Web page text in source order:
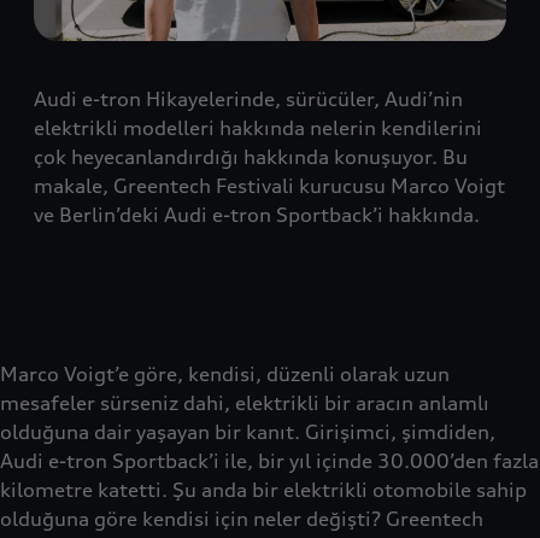
Audi e-tron Hikayelerinde, sürücüler, Audi’nin
elektrikli modelleri hakkında nelerin kendilerini
çok heyecanlandırdığı hakkında konuşuyor. Bu
makale, Greentech Festivali kurucusu Marco Voigt
ve Berlin’deki Audi e-tron Sportback’i hakkında.
Marco Voigt’e göre, kendisi, düzenli olarak uzun
mesafeler sürseniz dahi, elektrikli bir aracın anlamlı
olduğuna dair yaşayan bir kanıt. Girişimci, şimdiden,
Audi e-tron Sportback’i ile, bir yıl içinde 30.000’den fazla
kilometre katetti. Şu anda bir elektrikli otomobile sahip
olduğuna göre kendisi için neler değişti? Greentech